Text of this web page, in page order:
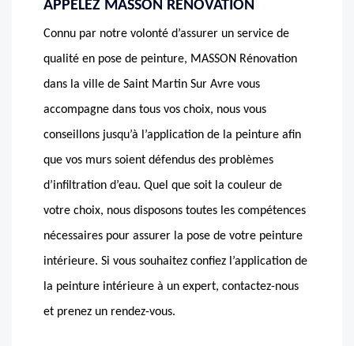
APPELEZ MASSON RÉNOVATION
Connu par notre volonté d’assurer un service de
qualité en pose de peinture, MASSON Rénovation
dans la ville de Saint Martin Sur Avre vous
accompagne dans tous vos choix, nous vous
conseillons jusqu’à l’application de la peinture afin
que vos murs soient défendus des problèmes
d’infiltration d’eau. Quel que soit la couleur de
votre choix, nous disposons toutes les compétences
nécessaires pour assurer la pose de votre peinture
intérieure. Si vous souhaitez confiez l’application de
la peinture intérieure à un expert, contactez-nous
et prenez un rendez-vous.